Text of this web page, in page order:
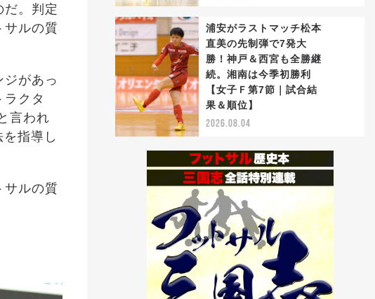
。判定
サルの質
があっ
クタ
言われ
指導し
サルの質
浦安がラストマッチ松本
直美の先制弾で7発大
勝！神戸＆西宮も全勝継
続。湘南は今季初勝利
【女子Ｆ第7節｜試合結
果＆順位】
2026.08.04